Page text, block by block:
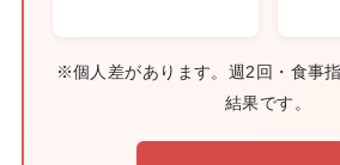
※個人差があります。週2回・食事
結果です。